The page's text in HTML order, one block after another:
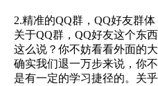
2.精准的QQ群，QQ好友群体
关于QQ群，QQ好友这个东
这么说？你不妨看看外面的
确实我们退一万步来说，你
是有一定的学习捷径的。关